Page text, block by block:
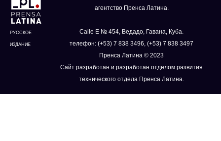
РУССКОЕ
ИЗДАНИЕ
агентство Пренса Латина.
Calle E № 454, Ведадо, Гавана, Куба.
телефон: (+53) 7 838 3496, (+53) 7 838 3497
Пренса Латина © 2023
Сайт разработан и разработан отделом развития
технического отдела Пренса Латина.